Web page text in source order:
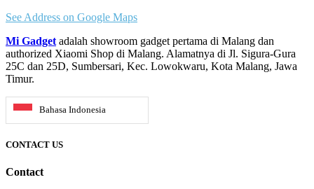
See Address on Google Maps
Mi Gadget adalah showroom gadget pertama di Malang dan
authorized Xiaomi Shop di Malang. Alamatnya di Jl. Sigura-Gura
25C dan 25D, Sumbersari, Kec. Lowokwaru, Kota Malang, Jawa
Timur.
Bahasa Indonesia
CONTACT US
Contact